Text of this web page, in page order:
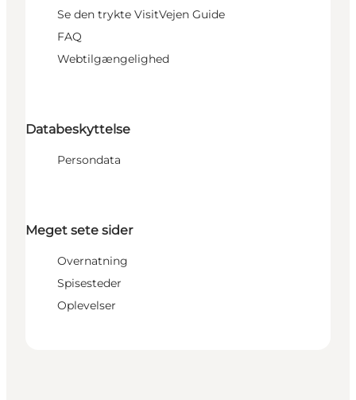
Se den trykte VisitVejen Guide
FAQ
Webtilgængelighed
Databeskyttelse
Persondata
Meget sete sider
Overnatning
Spisesteder
Oplevelser